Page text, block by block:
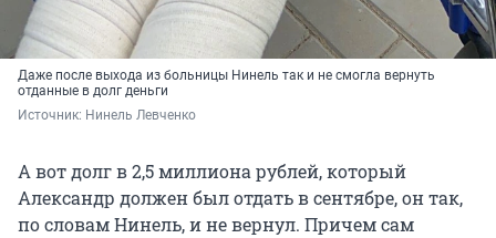
Даже после выхода из больницы Нинель так и не смогла вернуть
отданные в долг деньги
Источник: Нинель Левченко
А вот долг в 2,5 миллиона рублей, который
Александр должен был отдать в сентябре, он так,
по словам Нинель, и не вернул. Причем сам